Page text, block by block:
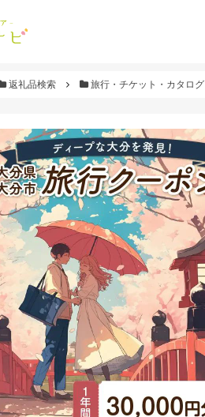
返礼品検索 旅行・チケット・カタログ